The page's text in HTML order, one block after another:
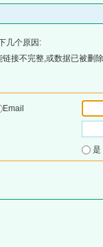
几个原因:
接不完整,或数据已被删
Email